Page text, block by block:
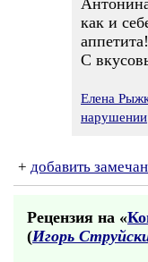
как и
аппетита!
С
Елена
нарушении
+ добавить
Рецензия на «
(Игорь